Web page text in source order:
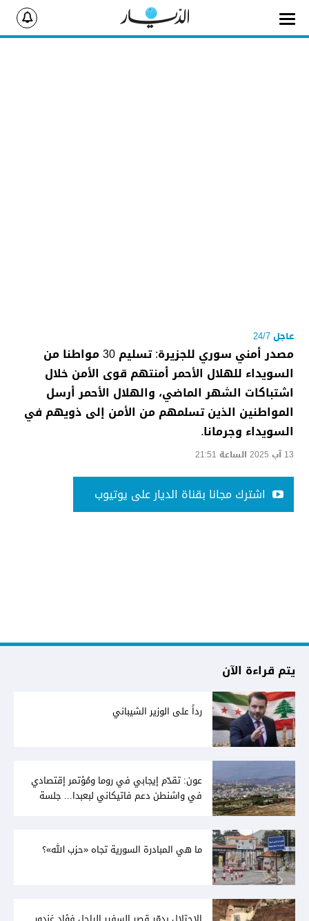
عاجل 24/7
مصدر أمني سوري للجزيرة: تسليم 30 مواطنا من
السويداء للهلال الأحمر أمنتهم قوى الأمن خلال
اشتباكات الشهر الماضي، والهلال الأحمر أرسل
المواطنين الذين تسلمهم من الأمن إلى ذويهم في
السويداء وجرمانا.
13 آب 2025 الساعة 21:51
اشترك مجانا بقناة الديار على يوتيوب
يتم قراءة الآن
رداً على الوزير الشيباني
عون: تقدّم إيجابي في روما ومُؤتمر إقتصادي
في واشنطن دعم فاتيكاني لبعبدا... جلسة
ما هي المبادرة السورية تجاه «حزب الله»؟